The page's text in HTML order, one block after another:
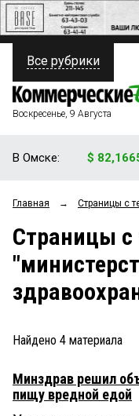
ПОЛИТИКА
ФИНАНСЫ
ОБЩЕСТВО
ЗАКОН
НОВОСТИ КОМПАНИЙ
СТИЛЬ ЖИЗНИ
Все рубрики
Воскресенье, 9 Августа
В Омске: $
Главная → Страницы c
Страницы c
Найдено 4 материала
Минздрав решил
пищу вредной едой